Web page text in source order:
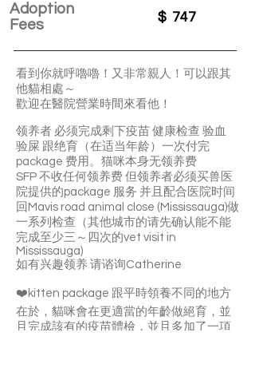
Adoption
Fees
$ 747
看到你就呼嚕嚕！又非常親人！可以跟其
他貓相處～
歡迎在醫院營業時間來看他！
领养者 必须完成剩下疫苗 健康检查 验血
验屎 跟绝育（在适当年龄）一次付完
package 费用。猫咪本身无领养费
SFP 不收任何领养费 但领养者必须买兽医
院提供的package 服务 并且配合医院时间
回Mavis road animal close (Mississauga)做
一系列检查（其他城市的请先确认能不能
完成至少三～四次的vet visit in
Mississauga)
如有兴趣领养 请谘询Catherine
❤️kitten package 跟平時領養不同的地方
在於，貓咪會在更適當的年齡做絕育，並
且完成該有的疫苗體檢，並且多加了一項